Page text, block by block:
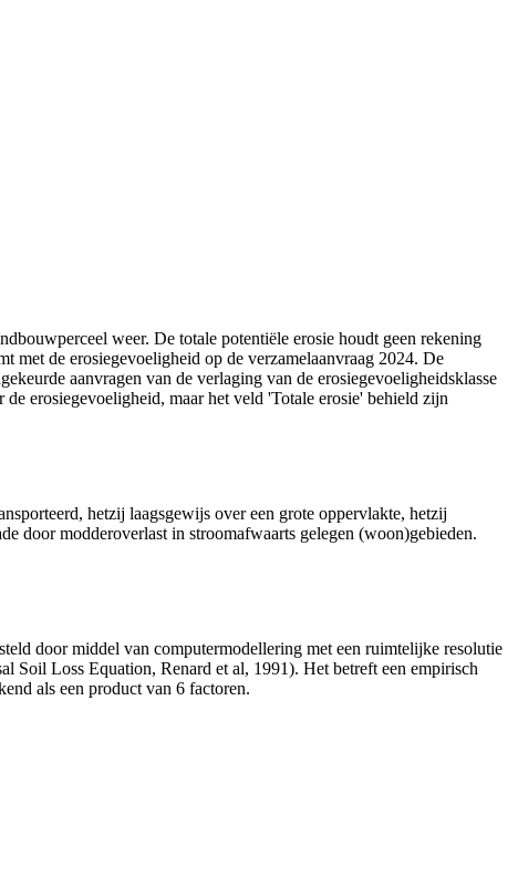
weer. De totale potentiële erosie houdt geen rekening
met de erosiegevoeligheid op de verzamelaanvraag 2024. De
aanvragen van de verlaging van de erosiegevoeligheidsklasse
erosiegevoeligheid, maar het veld 'Totale erosie' behield zijn
hetzij laagsgewijs over een grote oppervlakte, hetzij
door modderoverlast in stroomafwaarts gelegen (woon)gebieden.
door middel van computermodellering met een ruimtelijke resolutie
Soil Loss Equation, Renard et al, 1991). Het betreft een empirisch
als een product van 6 factoren.